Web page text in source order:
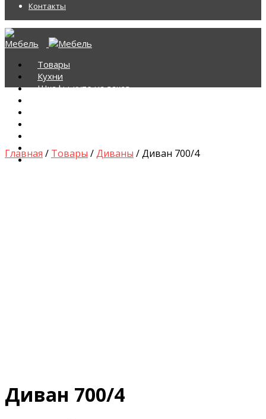
Контакты
Товары
Кухни
Шкафы-купе на заказ
Кровати и Матрасы
Столы и Стулья
Главная / Товары /Диваны / Диван 700/4
Диван 700/4